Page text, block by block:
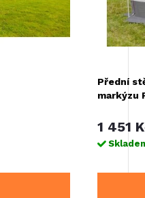
Přední
markýzu
1 451